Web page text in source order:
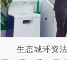
生态城环资